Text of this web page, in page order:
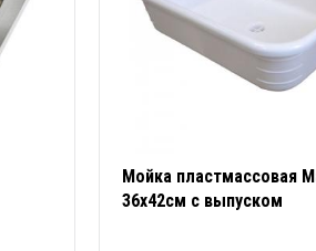
Мойка пластмассовая
36х42см с выпуском